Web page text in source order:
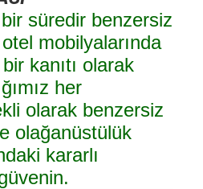
bir süredir benzersiz
mobilyalarında
kanıtı olarak
her
olarak benzersiz
olağanüstülük
kararlı